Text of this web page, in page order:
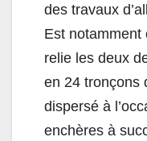
des travaux
Est notamment
relie les deux
en 24 tronçons
dispersé à
enchères à